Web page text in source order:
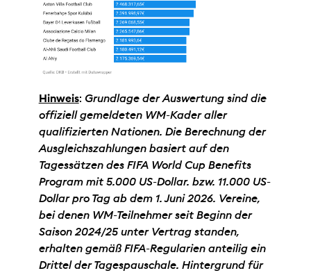
Hinweis: Grundlage der Auswertung sind die
offiziell gemeldeten WM-Kader aller
qualifizierten Nationen. Die Berechnung der
Ausgleichszahlungen basiert auf den
Tagessätzen des FIFA World Cup Benefits
Program mit 5.000 US-Dollar. bzw. 11.000 US-
Dollar pro Tag ab dem 1. Juni 2026. Vereine,
bei denen WM-Teilnehmer seit Beginn der
Saison 2024/25 unter Vertrag standen,
erhalten gemäß FIFA-Regularien anteilig ein
Drittel der Tagespauschale. Hintergrund für